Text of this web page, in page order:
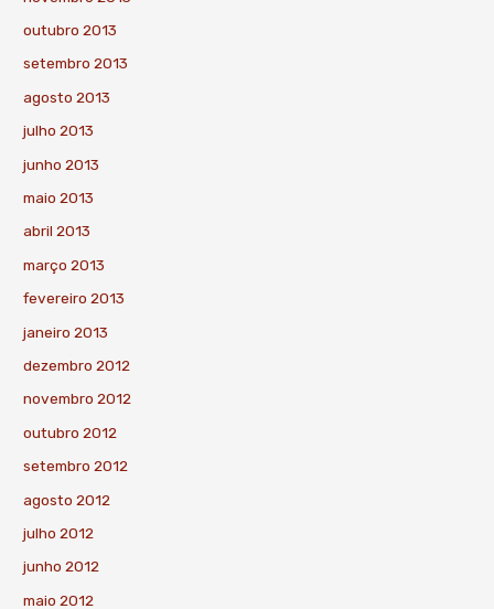
outubro 2013
setembro 2013
agosto 2013
julho 2013
junho 2013
maio 2013
abril 2013
março 2013
fevereiro 2013
janeiro 2013
dezembro 2012
novembro 2012
outubro 2012
setembro 2012
agosto 2012
julho 2012
junho 2012
maio 2012